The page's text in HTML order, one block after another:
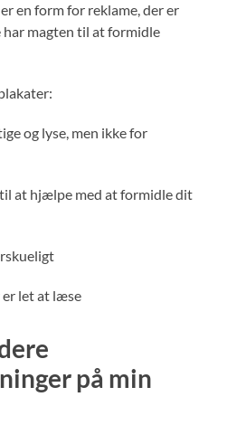
en form for reklame, der er
har magten til at formidle
og lyse, men ikke for
at hjælpe med at formidle dit
let at læse
på min